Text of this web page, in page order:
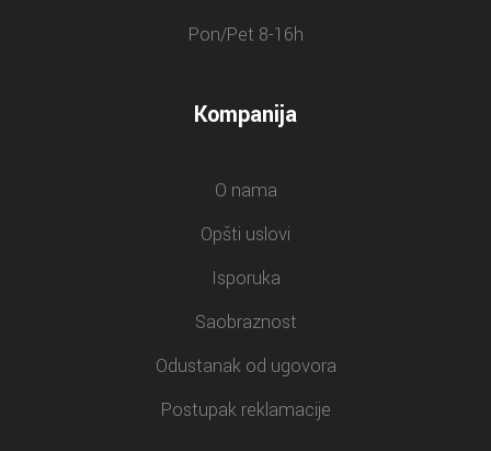
Pon/Pet 8-16h
Kompanija
O nama
Opšti uslovi
Isporuka
Saobraznost
Odustanak od ugovora
Postupak reklamacije